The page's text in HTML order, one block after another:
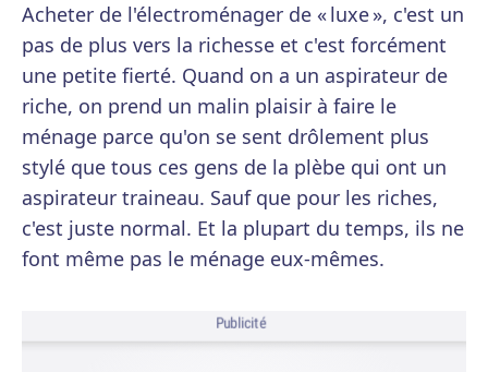
Acheter de l'électroménager de « luxe », c'est un
pas de plus vers la richesse et c'est forcément
une petite fierté. Quand on a un aspirateur de
riche, on prend un malin plaisir à faire le
ménage parce qu'on se sent drôlement plus
stylé que tous ces gens de la plèbe qui ont un
aspirateur traineau. Sauf que pour les riches,
c'est juste normal. Et la plupart du temps, ils ne
font même pas le ménage eux-mêmes.
Publicité